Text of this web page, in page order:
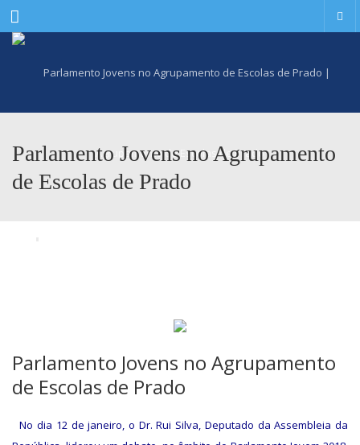
Menu
Parlamento Jovens no Agrupamento
de Escolas de Prado
Parlamento Jovens no Agrupamento
de Escolas de Prado
No dia 12 de janeiro, o Dr. Rui Silva, Deputado da Assembleia da